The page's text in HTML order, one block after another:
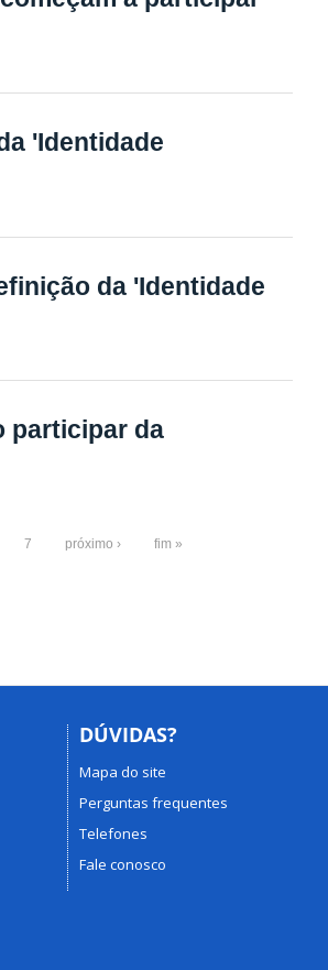
'Identidade
da 'Identidade
participar da
7 próximo › fim »
DÚVIDAS?
Mapa do site
Perguntas frequentes
Telefones
Fale conosco